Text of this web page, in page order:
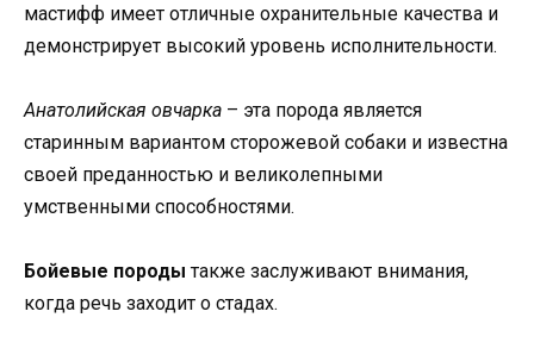
мастифф имеет отличные охранительные качества и
демонстрирует высокий уровень исполнительности.
Анатолийская овчарка – эта порода является
старинным вариантом сторожевой собаки и известна
своей преданностью и великолепными
умственными способностями.
Бойевые породы также заслуживают внимания,
когда речь заходит о стадах.